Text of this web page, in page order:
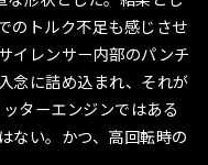
のトルク不足も感じさせ
イレンサー内部のパンチ
念に詰め込まれ、それが
ターエンジンではある
ない。かつ、高回転時の